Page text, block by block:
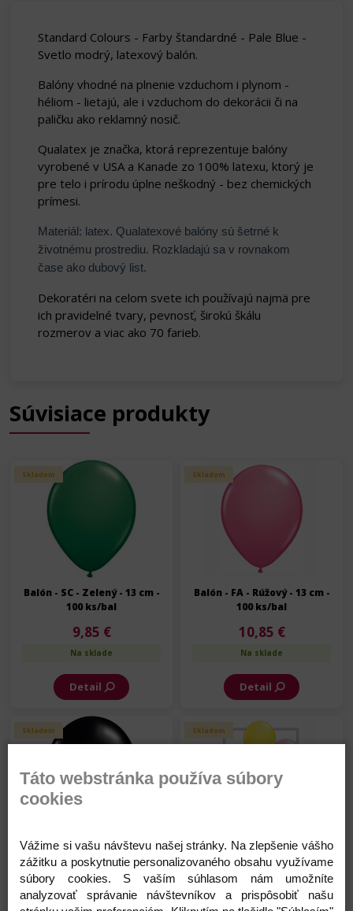
Standard Colours - Farby štandardné - Pale Blue -
Svetlo modrý, latexový balón.
Balóny vhodné na plnenie vzduchom i plynom -
héliom - lietajú, ale i vzduchom do dekorácii či na
paličku ako reklamný nosič.
Qualatex je značka, ktorá reprezentuje balóny
vyrobené v USA a Kanade zo 100% latexu, ktorý je
pre telo i prírodu úplne neškodný - bez chemických
prímesi.
Materiál: latex. Qualatexové balóny sú šetrné k
životnému prostrediu. Rozkladajú sa v rovnakom
čase ako dubový list.
Dekoratéri na celom svete ich používajú najmä pre
ich pravidelné tvary, pevnosť, širokú škálu
rozmerov a viac ako 70 farieb.
Súvisiace produkty
Skladom
Balón - SC - Zelený - 13 cm -
100 ks/bal
9,85 €
Na sklade
Detail
Skladom
Balón - FA - Rúžový - 13 cm -
100 ks/bal
10,85 €
Na sklade
Detail
Skladom
Balón - FA - Čierny - 13 cm -
100 ks/bal
10,85 €
Na sklade
Skladom
Balón - Standard
Assortment - 13 cm - mix -
100 ks/bal
9,85 €
Na sklade
Táto webstránka používa súbory
cookies
Vážime si vašu návštevu našej stránky. Na zlepšenie vášho
zážitku a poskytnutie personalizovaného obsahu využívame
súbory cookies. S vaším súhlasom nám umožníte
analyzovať správanie návštevníkov a prispôsobiť našu